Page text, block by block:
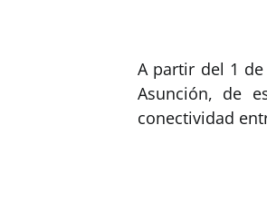
A partir del 1
Asunción, de
conectividad